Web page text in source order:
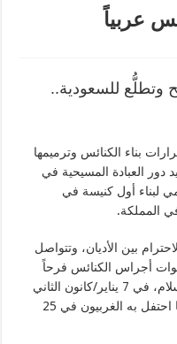
عربياً
وتطلُّع للسعودية..
بناء الكنائس وترميمها
دور العبادة المسيحية في
لبناء أول كنيسة في
المملكة.
بين الأديان، وتتواصل
أجراس الكنائس فرحاً
بحلول عيد ميلاد “السيد المسيح” عليه السلام، في 7 يناير/كانون الثاني
من كل عام، وفق التقويم الشرقي، بينما احتفل به الغربيون في 25